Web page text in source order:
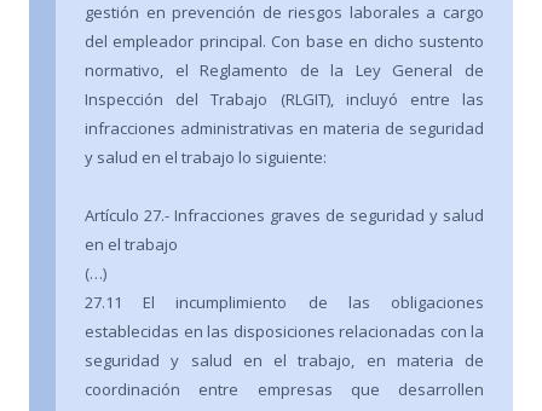
gestión en prevención de riesgos laborales a cargo
del empleador principal. Con base en dicho sustento
normativo, el Reglamento de la Ley General de
Inspección del Trabajo (RLGIT), incluyó entre las
infracciones administrativas en materia de seguridad
y salud en el trabajo lo siguiente:
Artículo 27.- Infracciones graves de seguridad y salud
en el trabajo
(…)
27.11 El incumplimiento de las obligaciones
establecidas en las disposiciones relacionadas con la
seguridad y salud en el trabajo, en materia de
coordinación entre empresas que desarrollen